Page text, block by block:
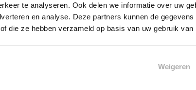
te analyseren. Ook delen we informatie over uw
en analyse. Deze partners kunnen de
die ze hebben verzameld op basis van uw gebruik
Weigeren
Blauw